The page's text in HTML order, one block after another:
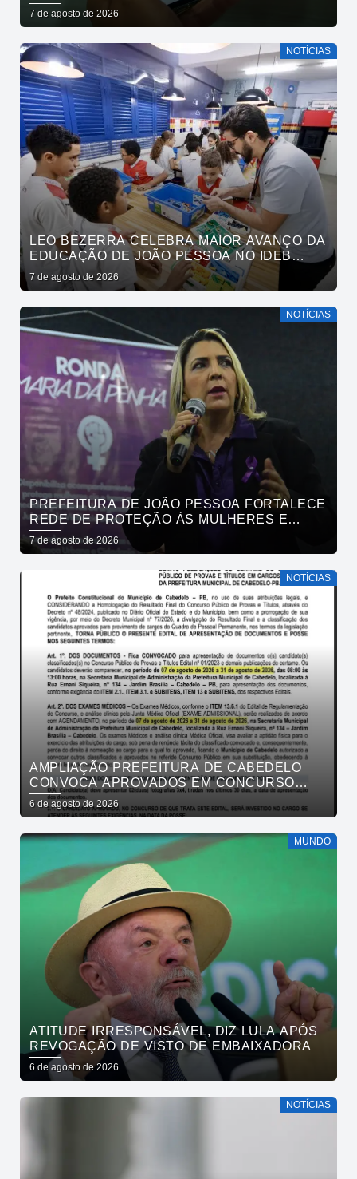
EXCLUSIVAMENTE PELO APLICATIVO JOÃO
PESSOA NA PALMA DA MÃO
7 de agosto de 2026
NOTÍCIAS
LEO BEZERRA CELEBRA MAIOR AVANÇO DA
EDUCAÇÃO DE JOÃO PESSOA NO IDEB
ENTRE CAPITAIS DO NORDESTE
7 de agosto de 2026
NOTÍCIAS
PREFEITURA DE JOÃO PESSOA FORTALECE
REDE DE PROTEÇÃO ÀS MULHERES E
ENTENDE QUE ACOLHER É SALVAR VIDAS
7 de agosto de 2026
NOTÍCIAS
AMPLIAÇÃO PREFEITURA DE CABEDELO
CONVOCA APROVADOS EM CONCURSO
PÚBLICO DA SAÚDE PARA APRESENTAÇÃO
DE DOCUMENTOS
6 de agosto de 2026
MUNDO
ATITUDE IRRESPONSÁVEL, DIZ LULA APÓS
REVOGAÇÃO DE VISTO DE EMBAIXADORA
6 de agosto de 2026
NOTÍCIAS